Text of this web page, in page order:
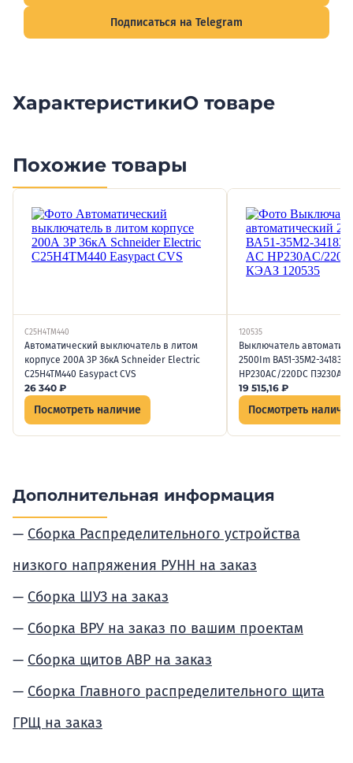
Подписаться на Telegram
ХарактеристикиО товаре
Похожие товары
C25H4TM440
Автоматический выключатель в литом
корпусе 200А 3P 36кА Schneider Electric
C25H4TM440 Easypact CVS
26 340 ₽
Посмотреть наличие
120535
Выключатель
2500Im ВА51-35М2-341830
НР230AC/220DC ПЭ230AC
19 515,16 ₽
Посмотреть
Дополнительная информация
Сборка Распределительного устройства
низкого напряжения РУНН на заказ
Сборка ШУЗ на заказ
Сборка ВРУ на заказ по вашим проектам
Сборка щитов АВР на заказ
Сборка Главного распределительного щита
ГРЩ на заказ